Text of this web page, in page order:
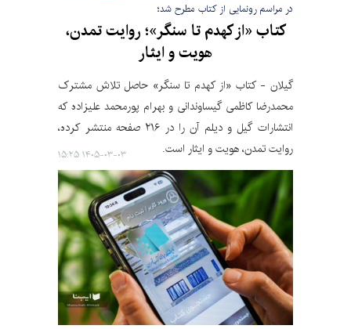
در مراسم رونمایی از کتاب مطرح شد؛
کتاب «از کهدم تا سنگر»؛ روایت تمدن،
هویت و ایثار
گیلان - کتاب «از کهدم تا سنگر» حاصل تلاش مشترک
محمدرضا کاظمی گیساوندانی و بهرام پورمحمد علیزاده که
انتشارات گیل و دیلم آن را در ۲۱۶ صفحه منتشر کرده،
روایت تمدن، هویت و ایثار است.
۱۴۰۵-۰۳-۰۳ ۱۵:۲۵